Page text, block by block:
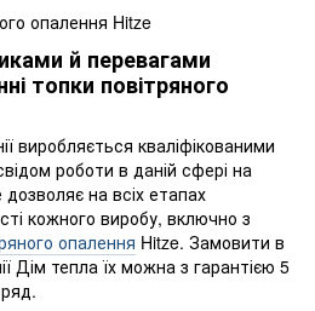
й перевагами
топки повітряного
виробляється кваліфікованими
роботи в даній сфері на
на всіх етапах
кожного виробу, включно з
опалення Hitze. Замовити в
Дім тепла їх можна з гарантією 5